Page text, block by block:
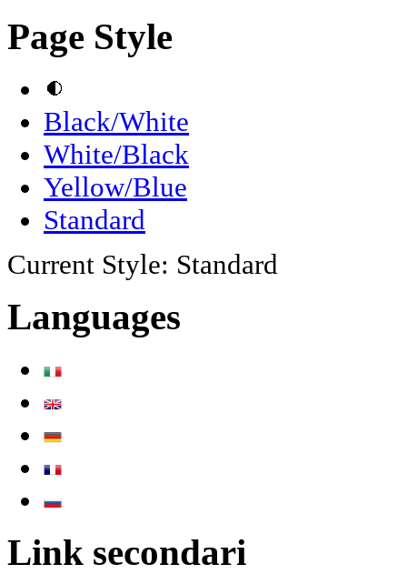
Page Style
Black/White
White/Black
Yellow/Blue
Standard
Current Style: Standard
Languages
Link secondari